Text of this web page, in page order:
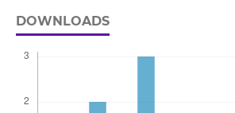
DOWNLOADS